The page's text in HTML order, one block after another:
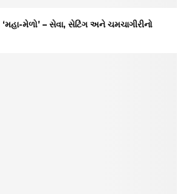
‘મહા-મેળો’ – સેવા, સેટિંગ અને ચમચાગીરીનો